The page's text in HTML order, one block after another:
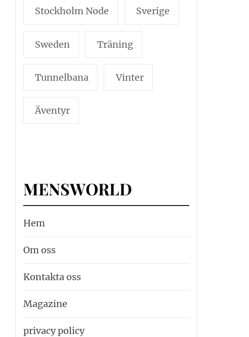
Stockholm Node Sverige
Sweden Träning
Tunnelbana Vinter
Äventyr
MENSWORLD
Hem
Om oss
Kontakta oss
Magazine
privacy policy